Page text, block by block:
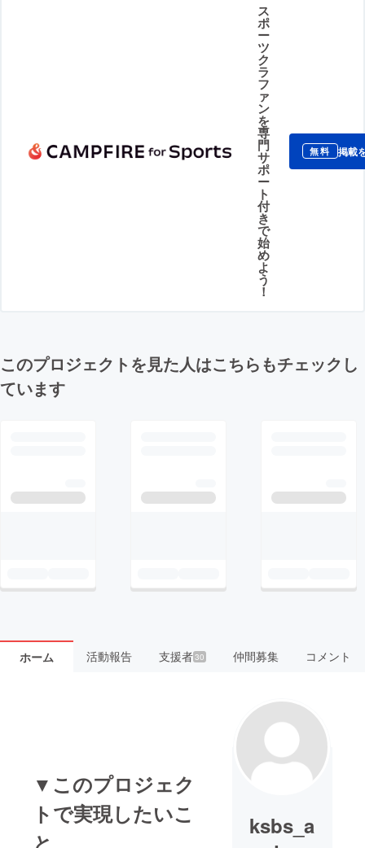
ス
ポ
ー
ツ
ク
ラ
フ
ァ
ン
を
専
門
サ
ポ
ー
ト
付
き
で
始
め
よ
う
！
無料 掲載
このプロジェクトを見た人はこちらもチェックし
ています
ホーム 活動報告 支援者30 仲間募集 コメント
▼このプロジェク
トで実現したいこ
ksbs_a